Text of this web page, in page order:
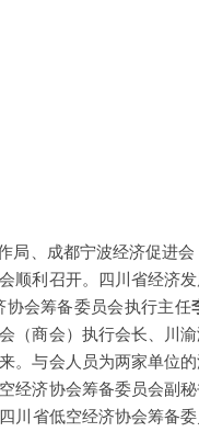
局、成都宁波经济促进
顺利召开。四川省经济
协会筹备委员会执行主任
（商会）执行会长、川
。与会人员为两家单位的
经济协会筹备委员会副
川省低空经济协会筹备